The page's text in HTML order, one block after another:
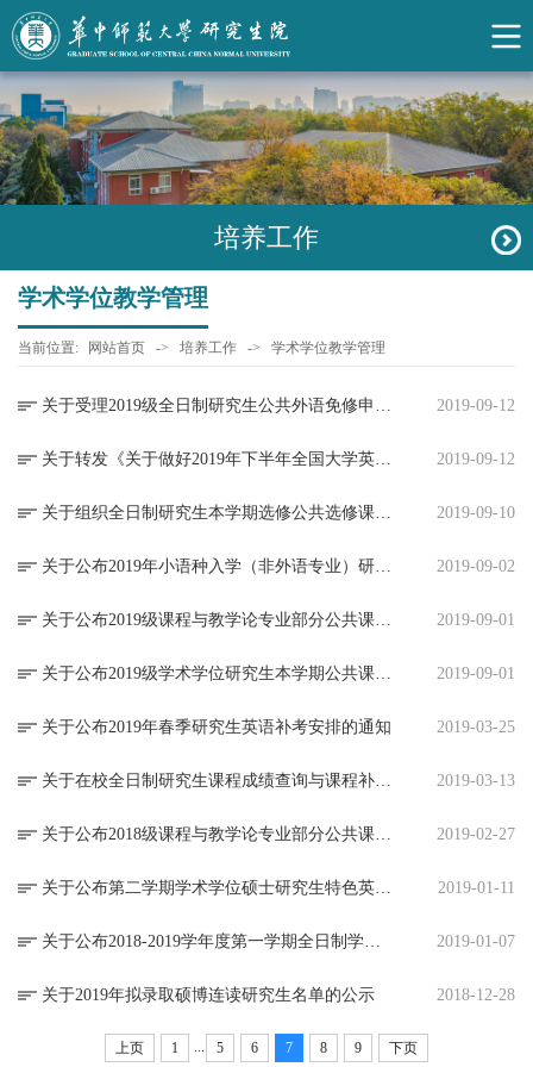
培养工作
学术学位教学管理
当前位置: 网站首页 -> 培养工作 -> 学术学位教学管理
关于受理2019级全日制研究生公共外语免修申请的通知 2019-09-12
关于转发《关于做好2019年下半年全国大学英语四六级考试报名工作的通知》的通知 2019-09-12
关于组织全日制研究生本学期选修公共选修课的通知 2019-09-10
关于公布2019年小语种入学（非外语专业）研究生名单的通知 2019-09-02
关于公布2019级课程与教学论专业部分公共课安排的通知 2019-09-01
关于公布2019级学术学位研究生本学期公共课课表的通知 2019-09-01
关于公布2019年春季研究生英语补考安排的通知 2019-03-25
关于在校全日制研究生课程成绩查询与课程补考安排的通知 2019-03-13
关于公布2018级课程与教学论专业部分公共课安排的通知 2019-02-27
关于公布第二学期学术学位硕士研究生特色英语课选课结果的通知 2019-01-11
关于公布2018-2019学年度第一学期全日制学术学位研究生英语期末考试及补考考场安排的通知 2019-01-07
关于2019年拟录取硕博连读研究生名单的公示 2018-12-28
上页 1 ... 5 6 7 8 9 下页